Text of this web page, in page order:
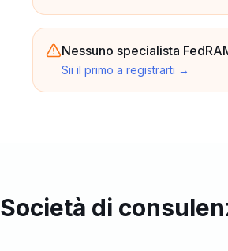
Nessuno specialista
Sii il primo a registrarti →
Società di